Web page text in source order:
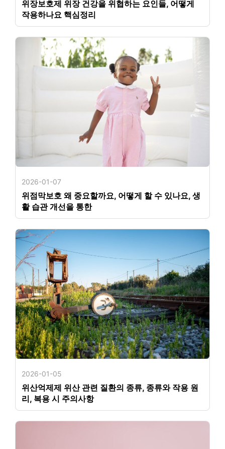
위장보호제 위장 건강을 위협하는 요인들, 어떻게
작용하나요 핵심정리
2026-01-07
위점막보호 왜 중요할까요, 어떻게 할 수 있나요, 생
활 습관 개선을 통한
2026-01-05
위산억제제 위산 관련 질환의 종류, 종류와 작용 원
리, 복용 시 주의사항